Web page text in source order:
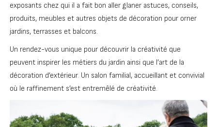
exposants chez qui il a fait bon aller glaner astuces, conseils,
produits, meubles et autres objets de décoration pour orner
jardins, terrasses et balcons.
Un rendez-vous unique pour découvrir la créativité que
peuvent inspirer les métiers du jardin ainsi que l’art de la
décoration d’extérieur. Un salon familial, accueillant et convivial
où le raffinement s’est entremêlé de créativité.